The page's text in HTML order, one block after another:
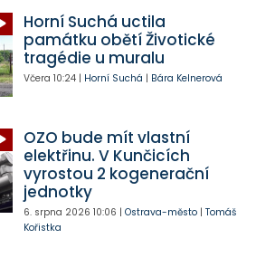
Horní Suchá uctila
památku obětí Životické
tragédie u muralu
Včera 10:24| Horní Suchá | Bára Kelnerová
OZO bude mít vlastní
elektřinu. V Kunčicích
vyrostou 2 kogenerační
jednotky
6. srpna 2026 10:06 | Ostrava-město| Tomáš
Kořistka